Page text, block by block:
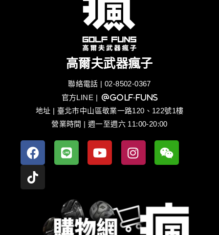
高爾夫武器瘋子
聯絡電話 | 02-8502-0367
官方LINE | @golf-funs
地址 | 臺北市中山區敬業一路120、122號1樓
營業時間 | 週一至週六 11:00-20:00